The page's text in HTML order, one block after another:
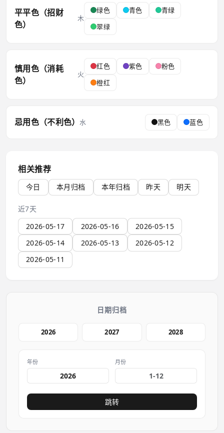
平平色（招财
色）
木
绿色 青色
青绿
翠绿
慎用色（消耗
色）
火
红色 紫色
粉色
橙红
忌用色（不利色） 水 黑色 蓝色
相关推荐
今日 本月归档 本年归档 昨天 明天
近7天
2026-05-17
2026-05-16
2026-05-15
2026-05-14
2026-05-13
2026-05-12
2026-05-11
日期归档
2026 2027 2028
年份 月份
跳转